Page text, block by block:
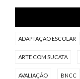
ADAPTAÇÃO ESCOLAR
ARTE COM SUCATA
AVALIAÇÃO BNCC